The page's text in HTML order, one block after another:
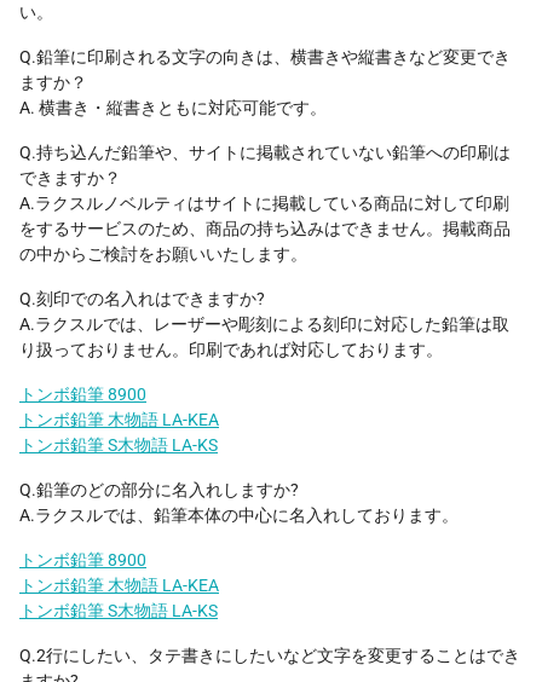
い。
Q.鉛筆に印刷される文字の向きは、横書きや縦書きなど変更でき
ますか？
A. 横書き・縦書きともに対応可能です。
Q.持ち込んだ鉛筆や、サイトに掲載されていない鉛筆への印刷は
できますか？
A.ラクスルノベルティはサイトに掲載している商品に対して印刷
をするサービスのため、商品の持ち込みはできません。掲載商品
の中からご検討をお願いいたします。
Q.刻印での名入れはできますか?
A.ラクスルでは、レーザーや彫刻による刻印に対応した鉛筆は取
り扱っておりません。印刷であれば対応しております。
トンボ鉛筆 8900
トンボ鉛筆 木物語 LA-KEA
トンボ鉛筆 S木物語 LA-KS
Q.鉛筆のどの部分に名入れしますか?
A.ラクスルでは、鉛筆本体の中心に名入れしております。
トンボ鉛筆 8900
トンボ鉛筆 木物語 LA-KEA
トンボ鉛筆 S木物語 LA-KS
Q.2行にしたい、タテ書きにしたいなど文字を変更することはでき